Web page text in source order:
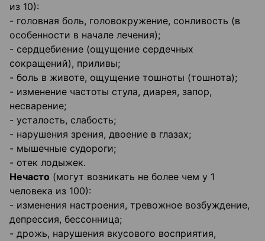
из 10):
- головная боль, головокружение, сонливость (в
особенности в начале лечения);
- сердцебиение (ощущение сердечных
сокращений), приливы;
- боль в животе, ощущение тошноты (тошнота);
- изменение частоты стула, диарея, запор,
несварение;
- усталость, слабость;
- нарушения зрения, двоение в глазах;
- мышечные судороги;
- отек лодыжек.
Нечасто (могут возникать не более чем у 1
человека из 100):
- изменения настроения, тревожное возбуждение,
депрессия, бессонница;
- дрожь, нарушения вкусового восприятия,